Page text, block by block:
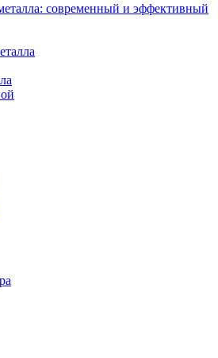
современный и эффективный